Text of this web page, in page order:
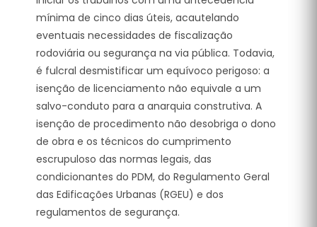
mínima de cinco dias úteis, acautelando
eventuais necessidades de fiscalização
rodoviária ou segurança na via pública. Todavia,
é fulcral desmistificar um equívoco perigoso: a
isenção de licenciamento não equivale a um
salvo-conduto para a anarquia construtiva. A
isenção de procedimento não desobriga o dono
de obra e os técnicos do cumprimento
escrupuloso das normas legais, das
condicionantes do PDM, do Regulamento Geral
das Edificações Urbanas (RGEU) e dos
regulamentos de segurança.